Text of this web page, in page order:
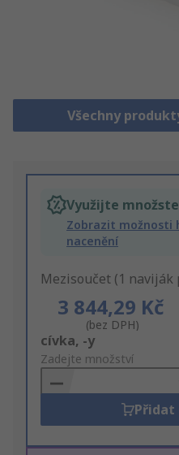
Všechny
Využijte
Zobrazit možnosti
nacenění
Mezisoučet (1 naviják
3 844,29 Kč
(bez DPH)
Add
to
Basket
cívka, -y
Zadejte množství
Přidat